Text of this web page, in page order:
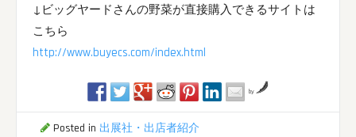
↓ビッグヤードさんの野菜が直接購入できるサイトは
こちら
http://www.buyecs.com/index.html
by
Posted in 出展社・出店者紹介